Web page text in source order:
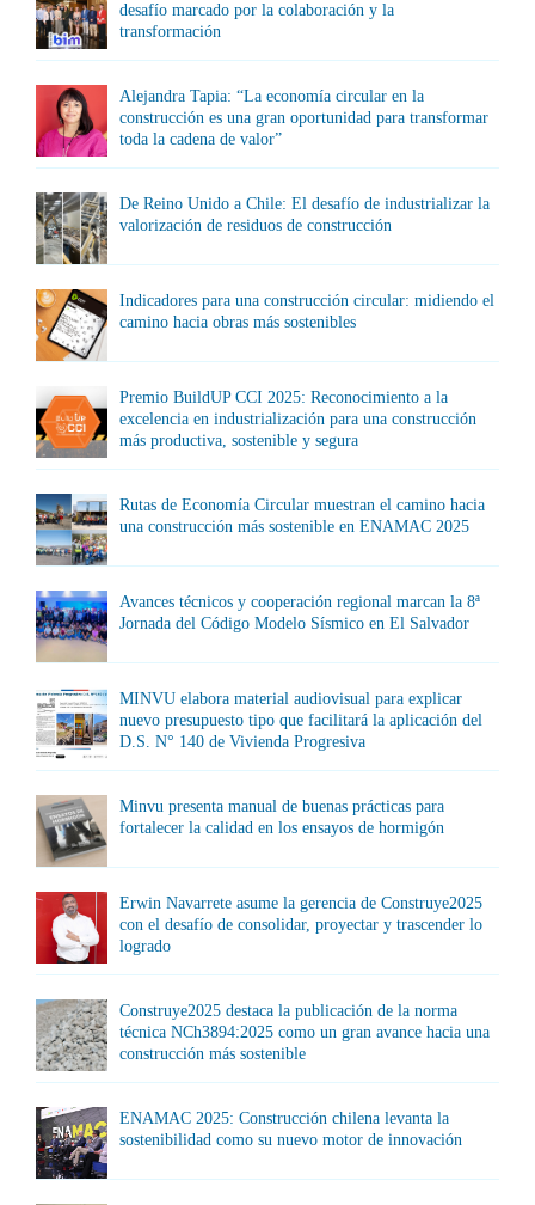
desafío marcado por la colaboración y la
transformación
Alejandra Tapia: “La economía circular en la
construcción es una gran oportunidad para transformar
toda la cadena de valor”
De Reino Unido a Chile: El desafío de industrializar la
valorización de residuos de construcción
Indicadores para una construcción circular: midiendo el
camino hacia obras más sostenibles
Premio BuildUP CCI 2025: Reconocimiento a la
excelencia en industrialización para una construcción
más productiva, sostenible y segura
Rutas de Economía Circular muestran el camino hacia
una construcción más sostenible en ENAMAC 2025
Avances técnicos y cooperación regional marcan la 8ª
Jornada del Código Modelo Sísmico en El Salvador
MINVU elabora material audiovisual para explicar
nuevo presupuesto tipo que facilitará la aplicación del
D.S. N° 140 de Vivienda Progresiva
Minvu presenta manual de buenas prácticas para
fortalecer la calidad en los ensayos de hormigón
Erwin Navarrete asume la gerencia de Construye2025
con el desafío de consolidar, proyectar y trascender lo
logrado
Construye2025 destaca la publicación de la norma
técnica NCh3894:2025 como un gran avance hacia una
construcción más sostenible
ENAMAC 2025: Construcción chilena levanta la
sostenibilidad como su nuevo motor de innovación